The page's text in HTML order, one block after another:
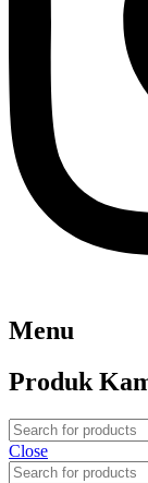
Menu
Produk
Close